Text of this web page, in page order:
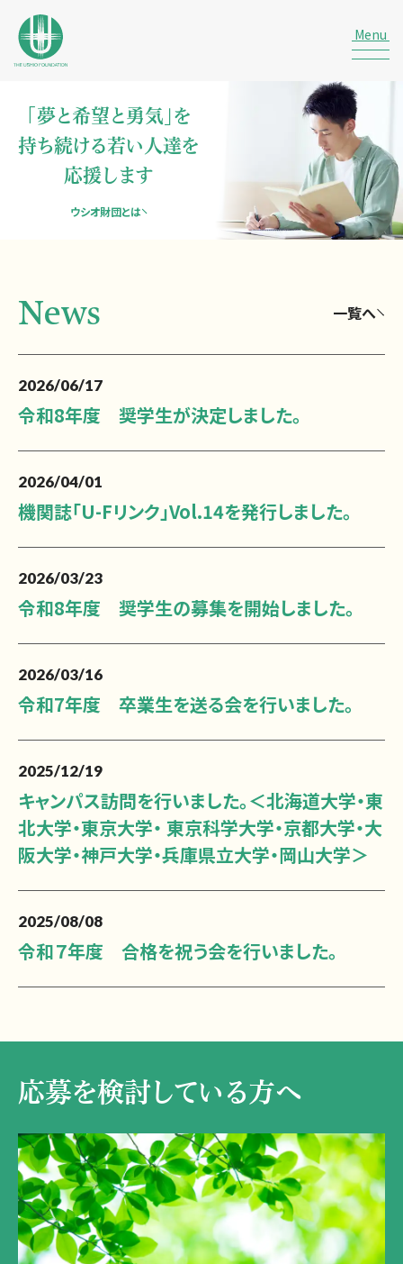
「夢と希望と勇気」を
持ち続ける若い人達を
応援します
ウシオ財団とは
News 一覧へ
2026/06/17
令和8年度 奨学生が決定しました。
2026/04/01
機関誌「U-Fリンク」Vol.14を発行しました。
2026/03/23
令和8年度 奨学生の募集を開始しました。
2026/03/16
令和7年度 卒業生を送る会を行いました。
2025/12/19
キャンパス訪問を行いました。＜北海道大学・東
北大学・東京大学・ 東京科学大学・京都大学・大
阪大学・神戸大学・兵庫県立大学・岡山大学＞
2025/08/08
令和７年度 合格を祝う会を行いました。
応募を検討している方へ